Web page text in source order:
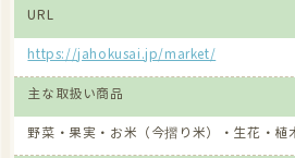
URL
https://jahokusai.jp/market/
主な取扱い商品
野菜・果実・お米（今摺り米）・生花・植